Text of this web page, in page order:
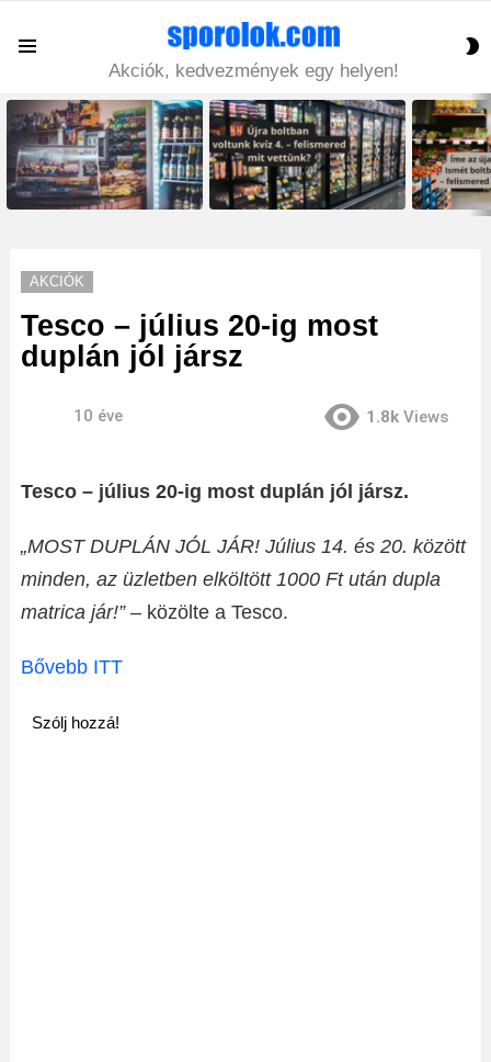
Akciók, kedvezmények egy helyen!
LATEST
STORIES
AKCIÓK
Tesco – július 20-ig most
duplán jól jársz
10 éve 1.8k Views
Tesco – július 20-ig most duplán jól jársz.
„MOST DUPLÁN JÓL JÁR! Július 14. és 20. között
minden, az üzletben elköltött 1000 Ft után dupla
matrica jár!”– közölte a Tesco.
Bővebb ITT
Szólj hozzá!